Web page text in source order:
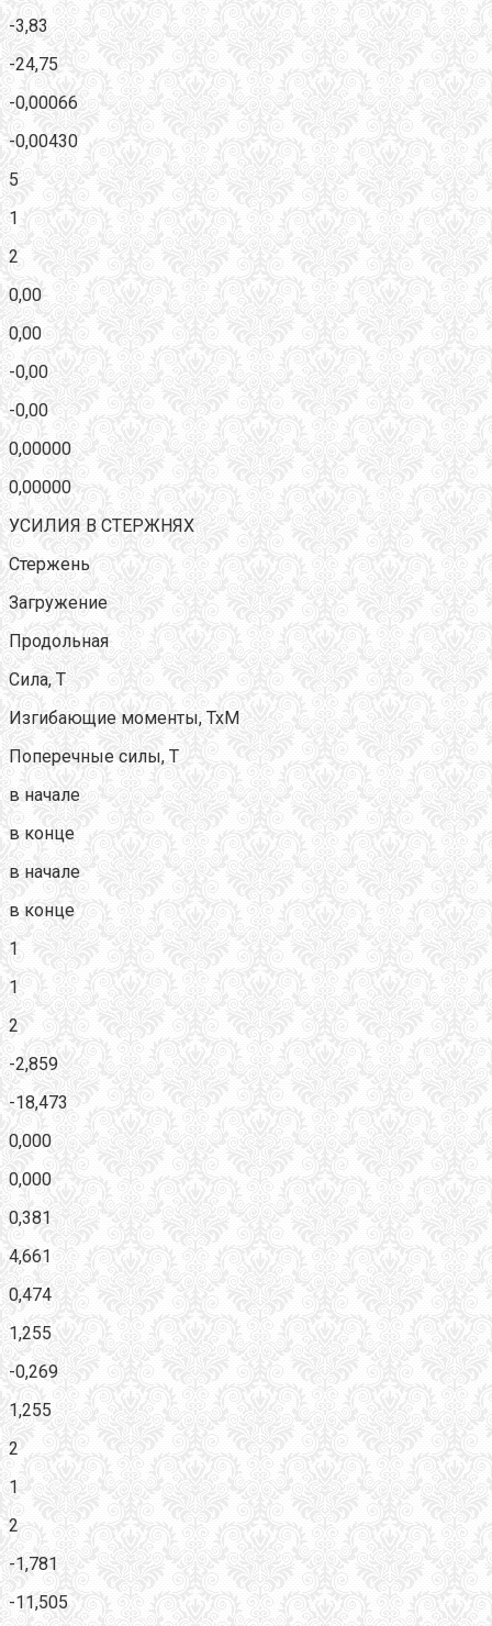
-3,83
-24,75
-0,00066
-0,00430
5
1
2
0,00
0,00
-0,00
-0,00
0,00000
0,00000
УСИЛИЯ В СТЕРЖНЯХ
Стержень
Загружение
Продольная
Сила, Т
Изгибающие моменты, ТхМ
Поперечные силы, Т
в начале
в конце
в начале
в конце
1
1
2
-2,859
-18,473
0,000
0,000
0,381
4,661
0,474
1,255
-0,269
1,255
2
1
2
-1,781
-11,505